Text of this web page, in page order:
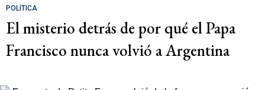
POLÍTICA
El misterio detrás de por qué el Papa
Francisco nunca volvió a Argentina